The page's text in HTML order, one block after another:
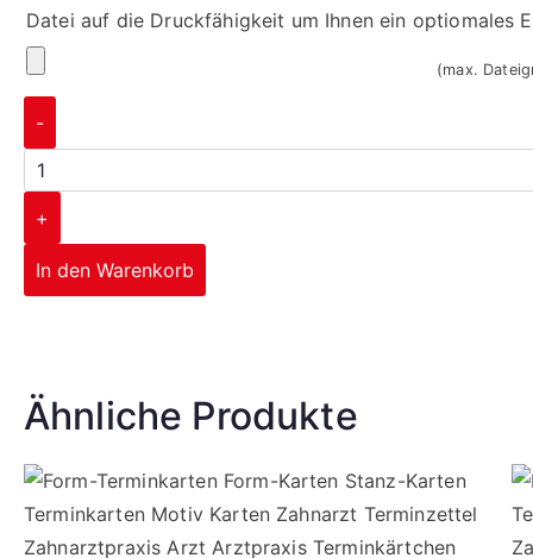
Datei auf die Druckfähigkeit um Ihnen ein optiomales
(max.
-
+
In den Warenkorb
Ähnliche Produkte